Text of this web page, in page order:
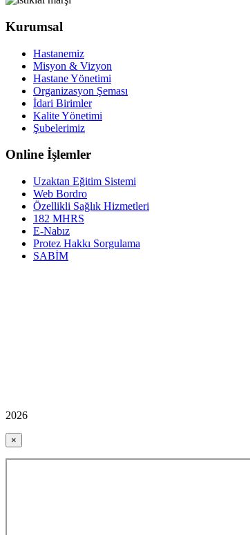
Kurumsal
Hastanemiz
Misyon & Vizyon
Hastane Yönetimi
Organizasyon Şeması
İdari Birimler
Kalite Yönetimi
Şubelerimiz
Online İşlemler
Uzaktan Eğitim Sistemi
Web Bordro
Özellikli Sağlık Hizmetleri
182 MHRS
E-Nabız
Protez Hakkı Sorgulama
SABİM
2026
×